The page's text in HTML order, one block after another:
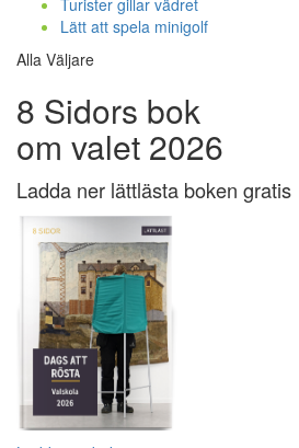
Turister gillar vädret
Lätt att spela minigolf
Alla Väljare
8 Sidors bok
om valet 2026
Ladda ner lättlästa boken gratis